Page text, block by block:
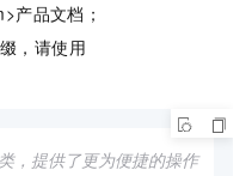
产品文档；
，请使用
提供了更为便捷的操作